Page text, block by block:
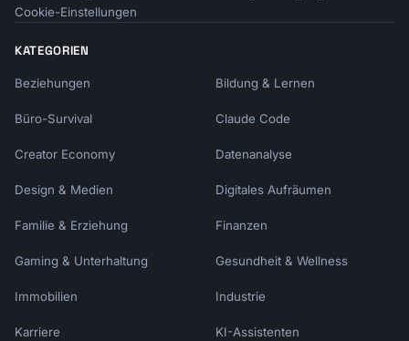
Cookie-Einstellungen
KATEGORIEN
Beziehungen Bildung & Lernen
Büro-Survival Claude Code
Creator Economy Datenanalyse
Design & Medien Digitales Aufräumen
Familie & Erziehung Finanzen
Gaming & Unterhaltung Gesundheit & Wellness
Immobilien Industrie
Karriere KI-Assistenten